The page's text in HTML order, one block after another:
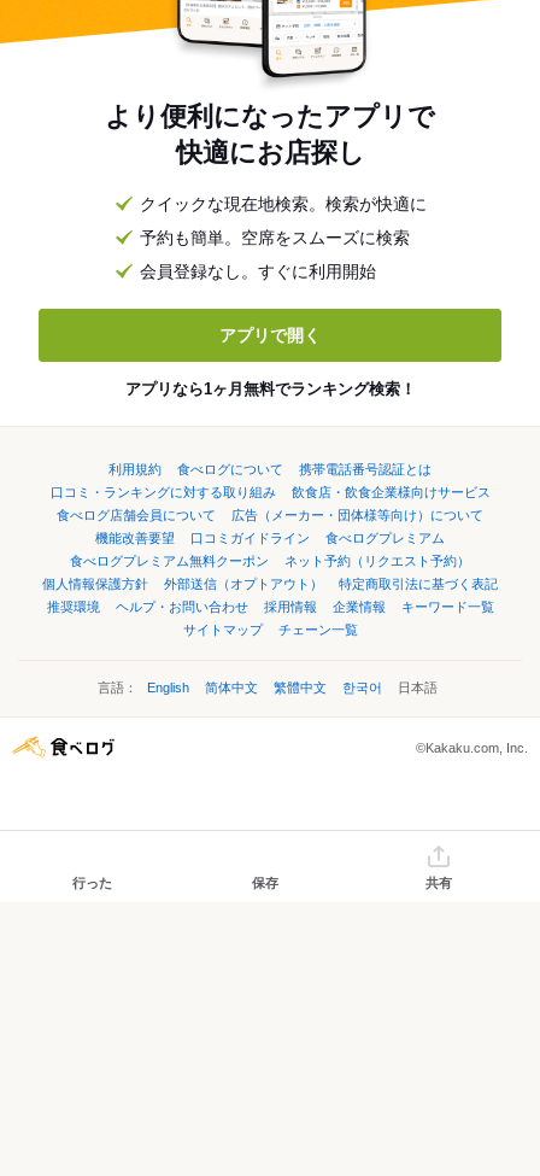
より便利になったアプリで
快適にお店探し
クイックな現在地検索。検索が快適に
予約も簡単。空席をスムーズに検索
会員登録なし。すぐに利用開始
アプリで開く
アプリなら1ヶ月無料でランキング検索！
利用規約 食べログについて
携帯電話番号認証とは
口コミ・ランキングに対する取り組み
飲食店・飲食企業様向けサービス
食べログ店舗会員について
広告（メーカー・団体様等向け）について
機能改善要望
口コミガイドライン
食べログプレミアム
食べログプレミアム無料クーポン
ネット予約（リクエスト予約）
個人情報保護方針
外部送信（オプトアウト）
特定商取引法に基づく表記
推奨環境
ヘルプ・お問い合わせ 採用情報 企業情報
キーワード一覧
サイトマップ
チェーン一覧
言語： English 简体中文 繁體中文 한국어 日本語
©Kakaku.com, Inc.
行った 保存 共有